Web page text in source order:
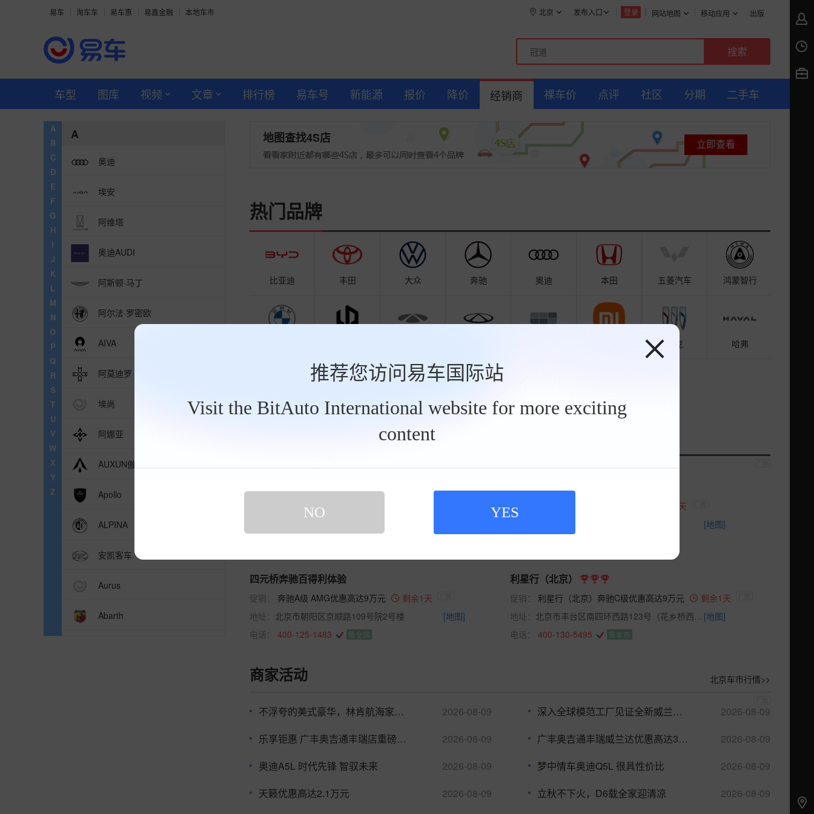
易车 淘车车 易车惠 易鑫金融 本地车市 网站地图 移动应用 出版
登录
发布入口
北京
推荐您访问易车国际站
Visit the BitAuto International website for more exciting
content
NO YES
车型 图库 视频 文章 排行榜 易车号 新能源 报价 降价 经销商 裸车价 点评 社区 分期 二手车
A
B
C
D
E
F
G
H
I
J
K
L
M
N
O
P
Q
R
S
T
U
V
W
X
Y
Z
A
奥迪
埃安
阿维塔
奥迪AUDI
阿斯顿·马丁
阿尔法·罗密欧
AIVA
阿莫迪罗
埃尚
阿娜亚
AUXUN傲旋
Apollo
ALPINA
安凯客车
Aurus
Abarth
地图查找4S店 立即查看
热门品牌
比亚迪 丰田 大众 奔驰 奥迪 本田 五菱汽车 鸿蒙智行
别克 哈弗
推荐经销商
大众 奥迪
奔驰GT AMG优惠高达25.6万元 促销：
剩余1天
[地图]
四元桥奔驰百得利体验
促销： 奔驰A级 AMG优惠高达9万元
剩余1天
地址： 北京市朝阳区京顺路109号院2号楼
[地图]
电话：
400-125-1483 售全国
利星行（北京）
促销： 利星行（北京）奔驰C级优惠高达9万元
剩余1天
地址：
北京市丰台区南四环西路123号（花乡桥西北角） [地图]
电话：
400-130-5495 售本市
商家活动 北京车市行情>>
不浮夸的美式豪华，林肯航海家颜值氛围 2026-08-09 深入全球模范工厂见证全新威兰达诞生
2026-08-09
乐享钜惠 广丰奥吉通丰瑞店重磅福利
2026-08-09 广丰奥吉通丰瑞威兰达优惠高达3.1万元
2026-08-09
奥迪A5L 时代先锋 智驭未来
2026-08-09 梦中情车奥迪Q5L 很具性价比
2026-08-09
天籁优惠高达2.1万元
2026-08-09 立秋不下火，D6载全家迎清凉 2026-08-09